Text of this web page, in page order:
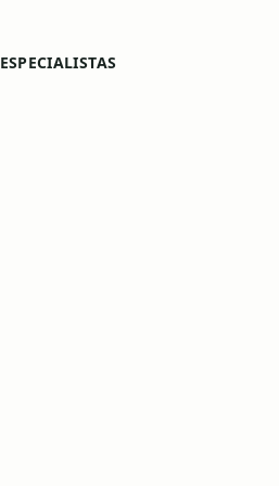
ESPECIALISTAS